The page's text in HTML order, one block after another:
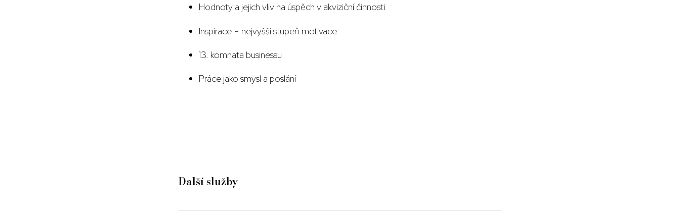
Hodnoty a jejich vliv na úspěch v akviziční činnosti
Inspirace = nejvyšší stupeň motivace
13. komnata businessu
Práce jako smysl a poslání
Další služby